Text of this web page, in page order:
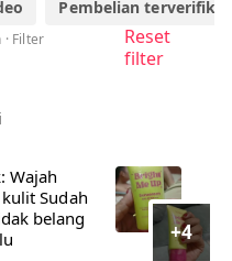
Pembelian terverifikasi
· Filter
Reset
filter
Wajah
Sudah
belang
+4